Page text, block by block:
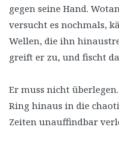
gegen seine Hand.
versucht es nochmals,
Wellen, die ihn
greift er zu, und fischt
Er muss nicht
Ring hinaus in die
Zeiten unauffindbar